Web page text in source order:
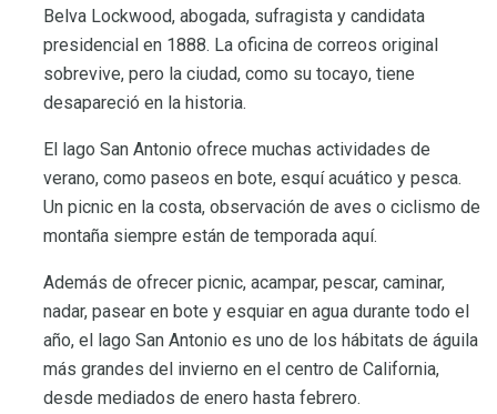
Belva Lockwood, abogada, sufragista y candidata
presidencial en 1888. La oficina de correos original
sobrevive, pero la ciudad, como su tocayo, tiene
desapareció en la historia.
El lago San Antonio ofrece muchas actividades de
verano, como paseos en bote, esquí acuático y pesca.
Un picnic en la costa, observación de aves o ciclismo de
montaña siempre están de temporada aquí.
Además de ofrecer picnic, acampar, pescar, caminar,
nadar, pasear en bote y esquiar en agua durante todo el
año, el lago San Antonio es uno de los hábitats de águila
más grandes del invierno en el centro de California,
desde mediados de enero hasta febrero.